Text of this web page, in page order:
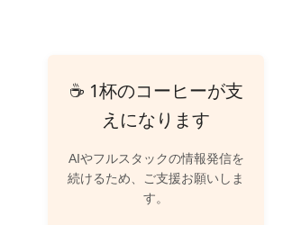
☕ 1杯のコーヒーが支
えになります
AIやフルスタックの情報発信を
続けるため、ご支援お願いしま
す。